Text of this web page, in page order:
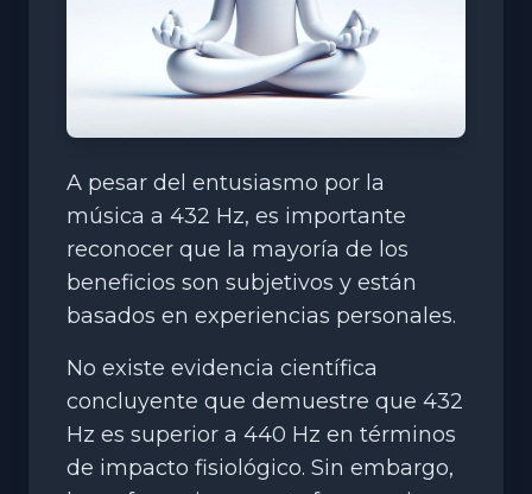
A pesar del entusiasmo por la
música a 432 Hz, es importante
reconocer que la mayoría de los
beneficios son subjetivos y están
basados en experiencias personales.
No existe evidencia científica
concluyente que demuestre que 432
Hz es superior a 440 Hz en términos
de impacto fisiológico. Sin embargo,